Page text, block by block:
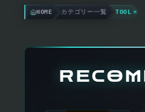
HOME カテゴリー一覧 TOOL